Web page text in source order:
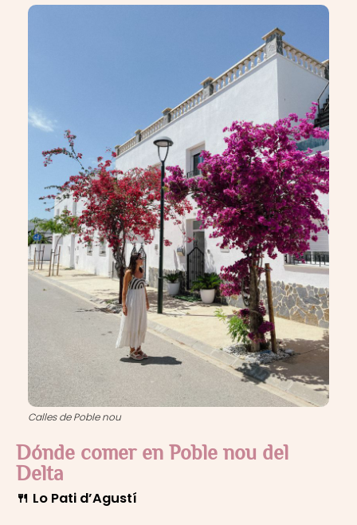
Calles de Poble nou
Dónde comer en Poble nou del
Delta
🍴 Lo Pati d’Agustí